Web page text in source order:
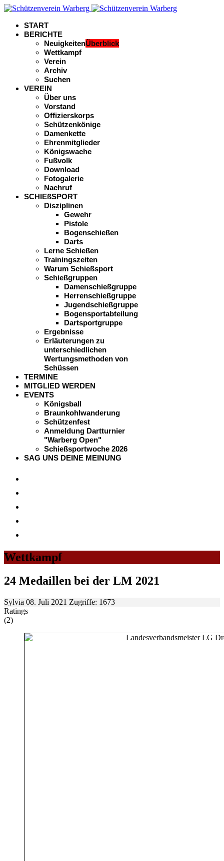
START
BERICHTE
NeuigkeitenÜberblick
Wettkampf
Verein
Archiv
Suchen
VEREIN
Über uns
Vorstand
Offizierskorps
Schützenkönige
Damenkette
Ehrenmitglieder
Königswache
Fußvolk
Download
Fotogalerie
Nachruf
SCHIEßSPORT
Disziplinen
Gewehr
Pistole
Bogenschießen
Darts
Lerne Schießen
Trainingszeiten
Warum Schießsport
Schießgruppen
Damenschießgruppe
Herrenschießgruppe
Jugendschießgruppe
Bogensportabteilung
Dartsportgruppe
Ergebnisse
Erläuterungen zu
unterschiedlichen
Wertungsmethoden von
Schüssen
TERMINE
MITGLIED WERDEN
EVENTS
Königsball
Braunkohlwanderung
Schützenfest
Anmeldung Dartturnier
"Warberg Open"
Schießsportwoche 2026
SAG UNS DEINE MEINUNG
Wettkampf
24 Medaillen bei der LM 2021
Sylvia 08. Juli 2021 Zugriffe: 1673
Ratings
(2)